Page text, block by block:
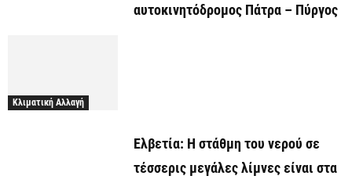
αυτοκινητόδρομος Πάτρα – Πύργος
Κλιματική Αλλαγή
Ελβετία: Η στάθμη του νερού σε
τέσσερις μεγάλες λίμνες είναι στα